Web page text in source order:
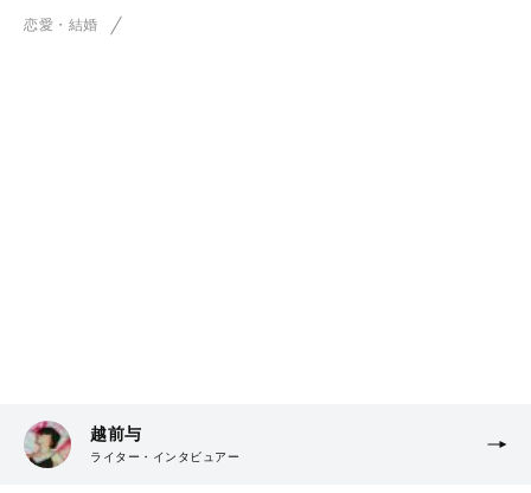
恋愛・結婚
越前与
ライター・インタビュアー